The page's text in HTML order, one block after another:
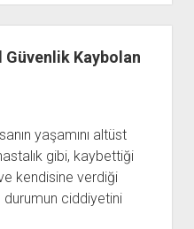
Güvenlik Kaybolan
yaşamını altüst
gibi, kaybettiği
kendisine verdiği
durumun ciddiyetini